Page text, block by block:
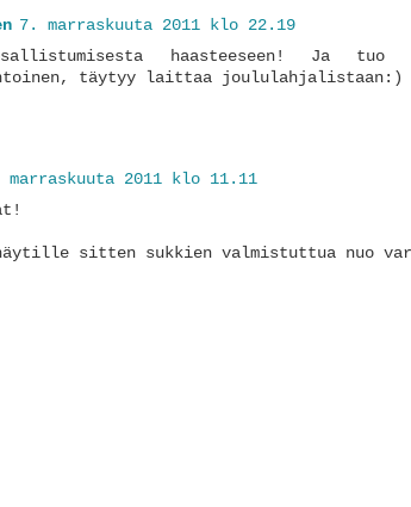
7. marraskuuta 2011 klo 22.19
haasteeseen! Ja
täytyy laittaa joululahjalistaan:)
marraskuuta 2011 klo 11.11
sitten sukkien valmistuttua nuo